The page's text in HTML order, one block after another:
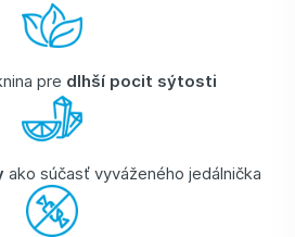
pre dlhší pocit sýtosti
ako súčasť vyváženého jedálnička